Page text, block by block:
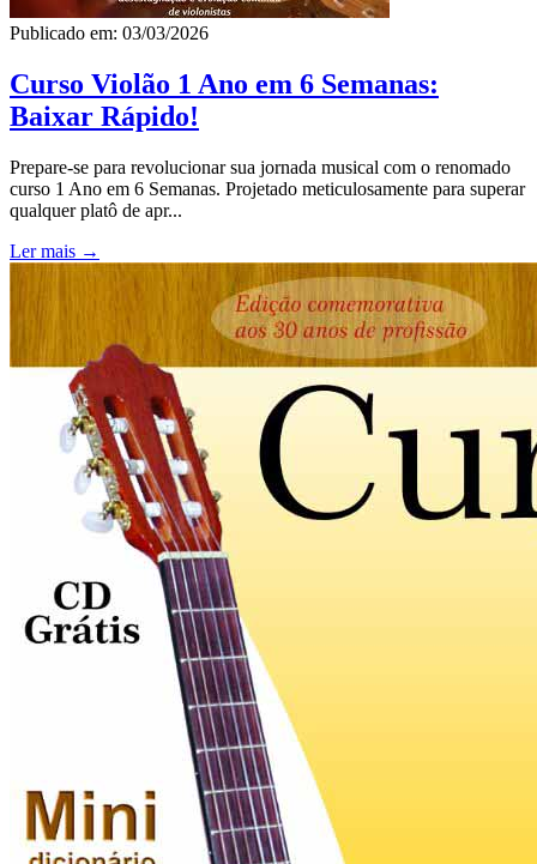
Publicado em: 03/03/2026
Curso Violão 1 Ano em 6 Semanas:
Baixar Rápido!
Prepare-se para revolucionar sua jornada musical com o renomado
curso 1 Ano em 6 Semanas. Projetado meticulosamente para superar
qualquer platô de apr...
Ler mais →